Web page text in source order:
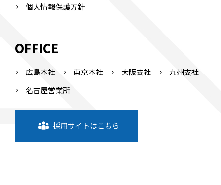
個人情報保護方針
OFFICE
広島本社 東京本社 大阪支社
九州支社
名古屋営業所
採用サイトはこちら